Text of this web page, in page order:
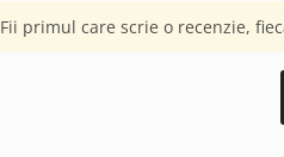
Fii primul care scrie o recenzie,